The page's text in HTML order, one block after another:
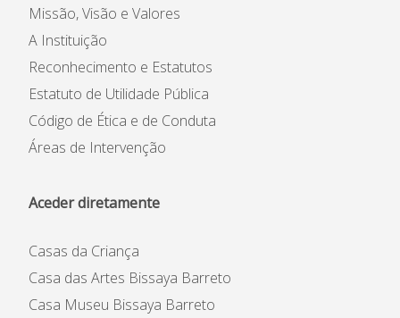
Missão, Visão e Valores
A Instituição
Reconhecimento e Estatutos
Estatuto de Utilidade Pública
Código de Ética e de Conduta
Áreas de Intervenção
Aceder diretamente
Casas da Criança
Casa das Artes Bissaya Barreto
Casa Museu Bissaya Barreto